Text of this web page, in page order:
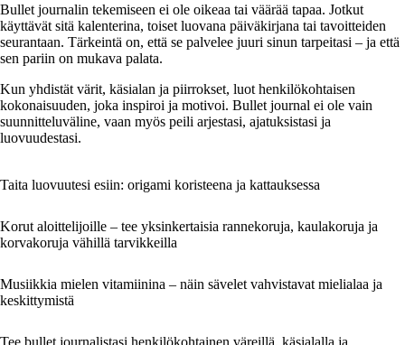
Bullet journalin tekemiseen ei ole oikeaa tai väärää tapaa. Jotkut
käyttävät sitä kalenterina, toiset luovana päiväkirjana tai tavoitteiden
seurantaan. Tärkeintä on, että se palvelee juuri sinun tarpeitasi – ja että
sen pariin on mukava palata.
Kun yhdistät värit, käsialan ja piirrokset, luot henkilökohtaisen
kokonaisuuden, joka inspiroi ja motivoi. Bullet journal ei ole vain
suunnitteluväline, vaan myös peili arjestasi, ajatuksistasi ja
luovuudestasi.
Taita luovuutesi esiin: origami koristeena ja kattauksessa
Korut aloittelijoille – tee yksinkertaisia rannekoruja, kaulakoruja ja
korvakoruja vähillä tarvikkeilla
Musiikkia mielen vitamiinina – näin sävelet vahvistavat mielialaa ja
keskittymistä
Tee bullet journalistasi henkilökohtainen väreillä, käsialalla ja